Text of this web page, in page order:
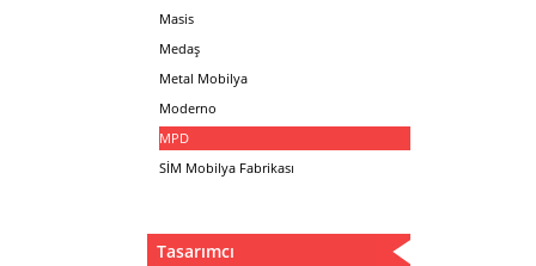
Masis
Medaş
Metal Mobilya
Moderno
MPD
SİM Mobilya Fabrikası
Tasarımcı